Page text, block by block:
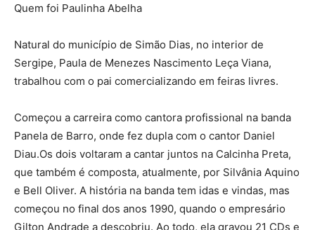
Quem foi Paulinha Abelha
Natural do município de Simão Dias, no interior de
Sergipe, Paula de Menezes Nascimento Leça Viana,
trabalhou com o pai comercializando em feiras livres.
Começou a carreira como cantora profissional na banda
Panela de Barro, onde fez dupla com o cantor Daniel
Diau.Os dois voltaram a cantar juntos na Calcinha Preta,
que também é composta, atualmente, por Silvânia Aquino
e Bell Oliver. A história na banda tem idas e vindas, mas
começou no final dos anos 1990, quando o empresário
Gilton Andrade a descobriu. Ao todo, ela gravou 21 CDs e